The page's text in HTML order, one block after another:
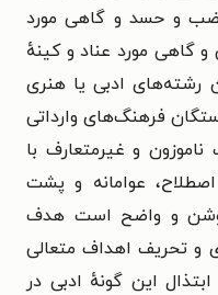
و حسد و گاهی مورد
گاهی مورد عناد و کینهٔ
رشته‌های ادبی یا هنری
فرهنگ‌های وارداتی
و غیرمتعارف با
عوامانه و پشت
روشن و واضح است هدف
و تحریف اهداف متعالی
ابتذال این گونهٔ ادبی در